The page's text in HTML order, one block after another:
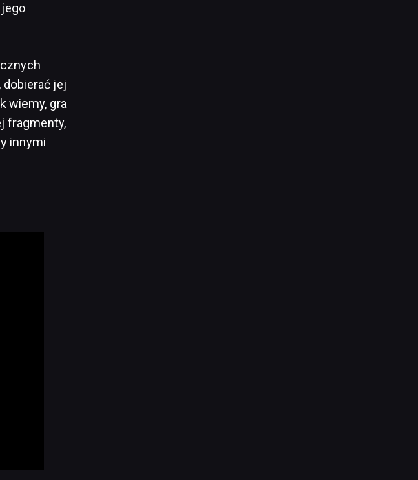
jego
dobierać jej
wiemy, gra
fragmenty,
innymi